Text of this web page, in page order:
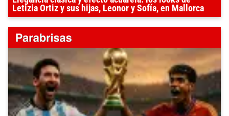
Letizia Ortiz y sus hijas, Leonor y Sofía, en Mallorca